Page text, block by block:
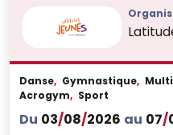
Danse, Gymnastique,
Acrogym, Sport
Du 03/08/2026 au 07/